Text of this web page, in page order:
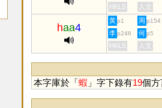
HKLS 人文
haa4
黃 p1 周 p154
李 p246 何 p5
HKLS 人文
本字庫於「蝦 」字下錄有19個方